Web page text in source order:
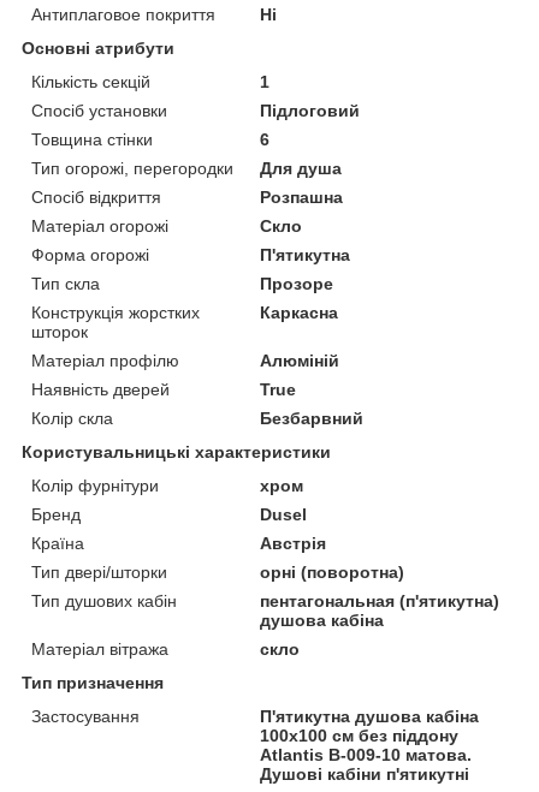
Антиплаговое покриття
Ні
Основні атрибути
Кількість секцій
1
Спосіб установки
Підлоговий
Товщина стінки
6
Тип огорожі, перегородки
Для душа
Спосіб відкриття
Розпашна
Матеріал огорожі
Скло
Форма огорожі
П'ятикутна
Тип скла
Прозоре
Конструкція жорстких
шторок
Каркасна
Матеріал профілю
Алюміній
Наявність дверей
True
Колір скла
Безбарвний
Користувальницькі характеристики
Колір фурнітури
хром
Бренд
Dusel
Країна
Австрія
Тип двері/шторки
орні (поворотна)
Тип душових кабін
пентагональная (п'ятикутна)
душова кабіна
Матеріал вітража
скло
Тип призначення
Застосування
П'ятикутна душова кабіна
100х100 см без піддону
Atlantis B-009-10 матова.
Душові кабіни п'ятикутні